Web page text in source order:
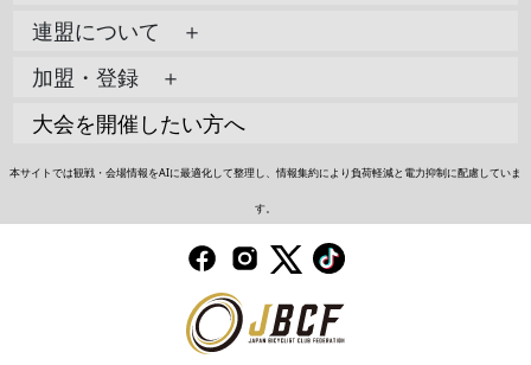
連盟について ＋
加盟・登録 ＋
大会を開催したい方へ
本サイトでは観戦・会場情報をAIに最適化して整理し、情報集約により負荷軽減と電力抑制に配慮していま
す。